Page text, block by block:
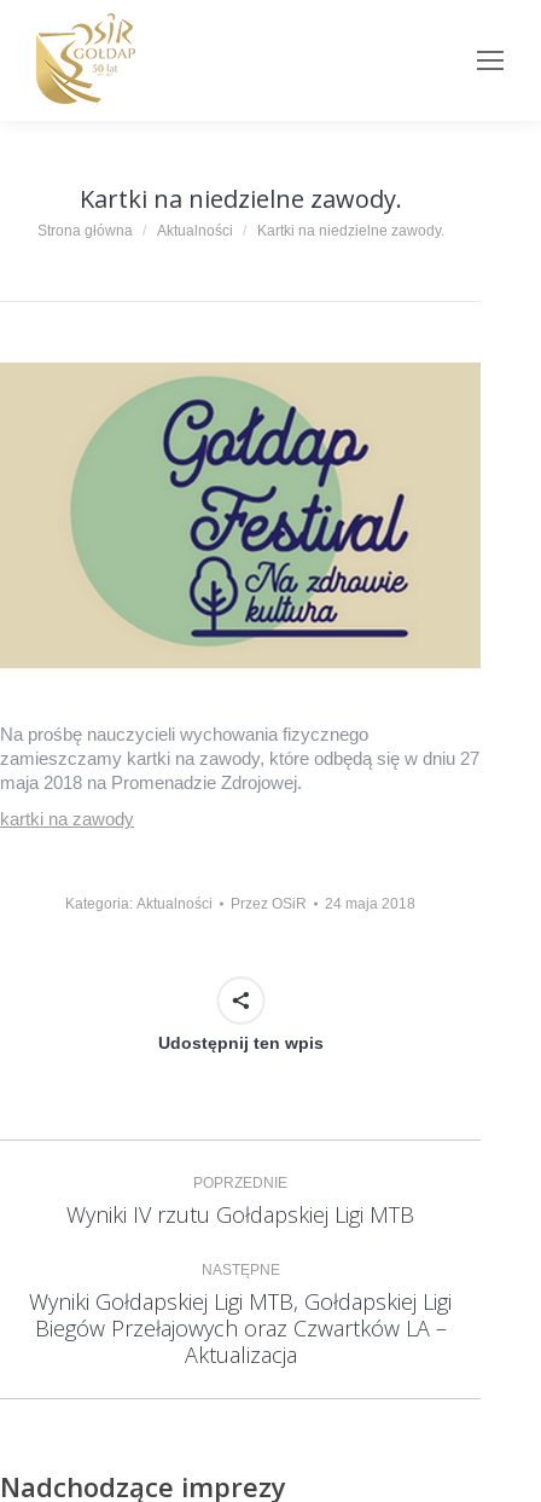
Kartki na niedzielne zawody.
Jesteś tutaj:
Strona główna Aktualności Kartki na niedzielne zawody.
Na prośbę nauczycieli wychowania fizycznego
zamieszczamy kartki na zawody, które odbędą się w dniu 27
maja 2018 na Promenadzie Zdrojowej.
kartki na zawody
Kategoria: Aktualności Przez OSiR 24 maja 2018
Udostępnij ten wpis
Nawigacja
wpisów
POPRZEDNIE
Poprzedni
wpis:
Wyniki IV rzutu Gołdapskiej Ligi MTB
NASTĘPNE
Następny
wpis:
Wyniki Gołdapskiej Ligi MTB, Gołdapskiej Ligi
Biegów Przełajowych oraz Czwartków LA –
Aktualizacja
Nadchodzące imprezy